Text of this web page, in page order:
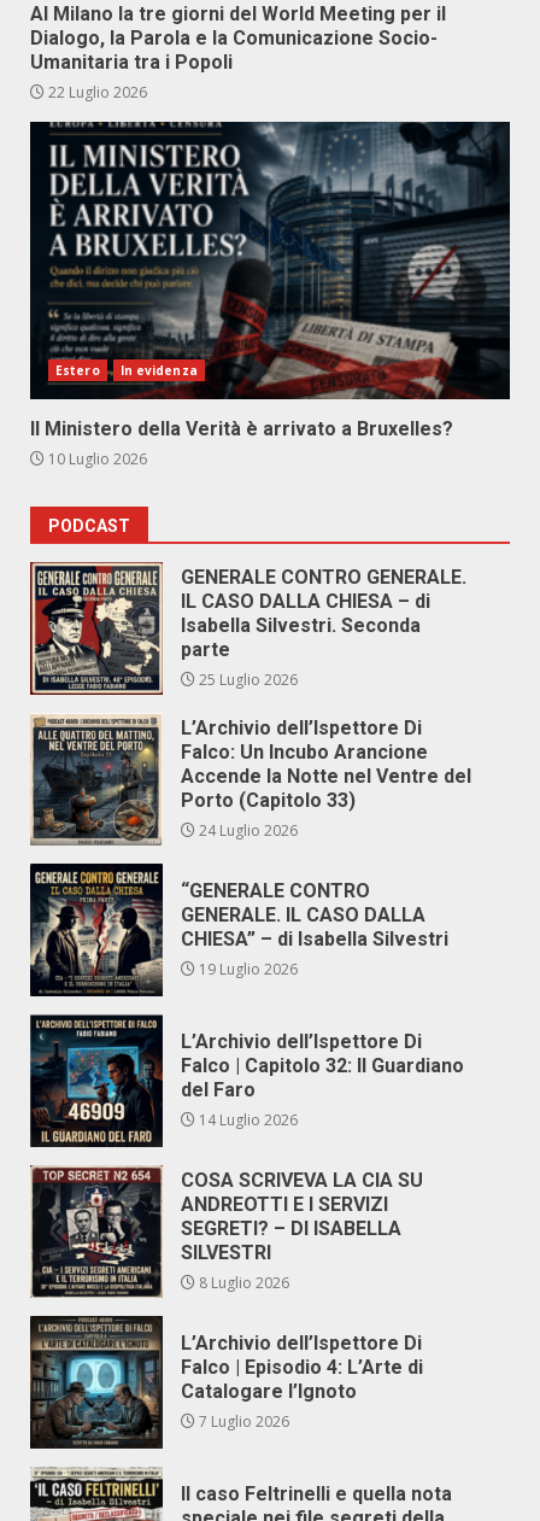
Al Milano la tre giorni del World Meeting per il
Dialogo, la Parola e la Comunicazione Socio-
Umanitaria tra i Popoli
22 Luglio 2026
Estero In evidenza
Il Ministero della Verità è arrivato a Bruxelles?
10 Luglio 2026
PODCAST
GENERALE CONTRO GENERALE.
IL CASO DALLA CHIESA – di
Isabella Silvestri. Seconda
parte
25 Luglio 2026
L’Archivio dell’Ispettore Di
Falco: Un Incubo Arancione
Accende la Notte nel Ventre del
Porto (Capitolo 33)
24 Luglio 2026
“GENERALE CONTRO
GENERALE. IL CASO DALLA
CHIESA” – di Isabella Silvestri
19 Luglio 2026
L’Archivio dell’Ispettore Di
Falco | Capitolo 32: Il Guardiano
del Faro
14 Luglio 2026
COSA SCRIVEVA LA CIA SU
ANDREOTTI E I SERVIZI
SEGRETI? – DI ISABELLA
SILVESTRI
8 Luglio 2026
L’Archivio dell’Ispettore Di
Falco | Episodio 4: L’Arte di
Catalogare l’Ignoto
7 Luglio 2026
Il caso Feltrinelli e quella nota